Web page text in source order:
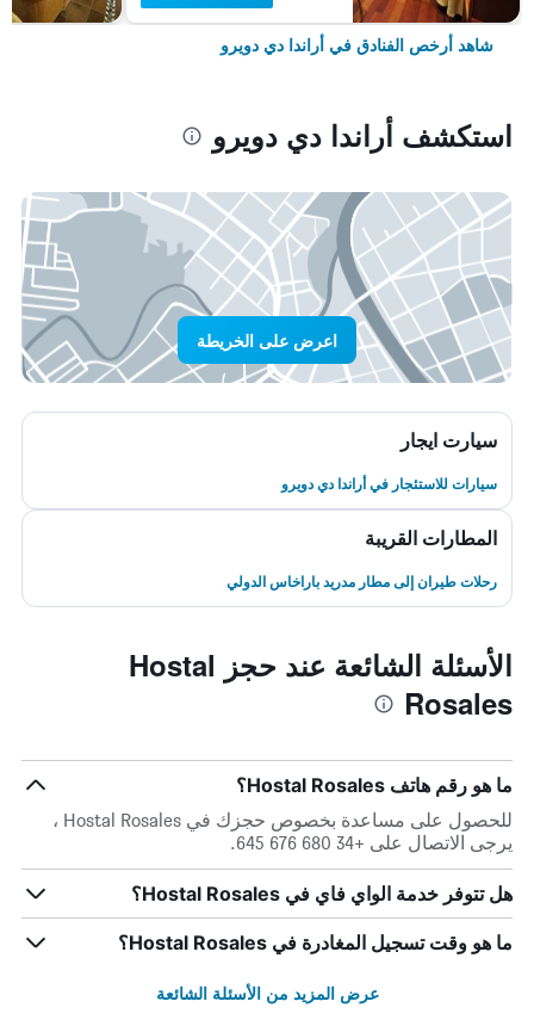
شاهد أرخص الفنادق في أراندا دي دويرو
استكشف أراندا دي دويرو
اعرض على الخريطة
سيارت ايجار
سيارات للاستئجار في أراندا دي دويرو
المطارات القريبة
رحلات طيران إلى مطار مدريد باراخاس الدولي
الأسئلة الشائعة عند حجز Hostal
Rosales
ما هو رقم هاتف Hostal Rosales؟
للحصول على مساعدة بخصوص حجزك في Hostal Rosales ،
يرجى الاتصال على +34 680 676 645.
هل تتوفر خدمة الواي فاي في Hostal Rosales؟
ما هو وقت تسجيل المغادرة في Hostal Rosales؟
عرض المزيد من الأسئلة الشائعة